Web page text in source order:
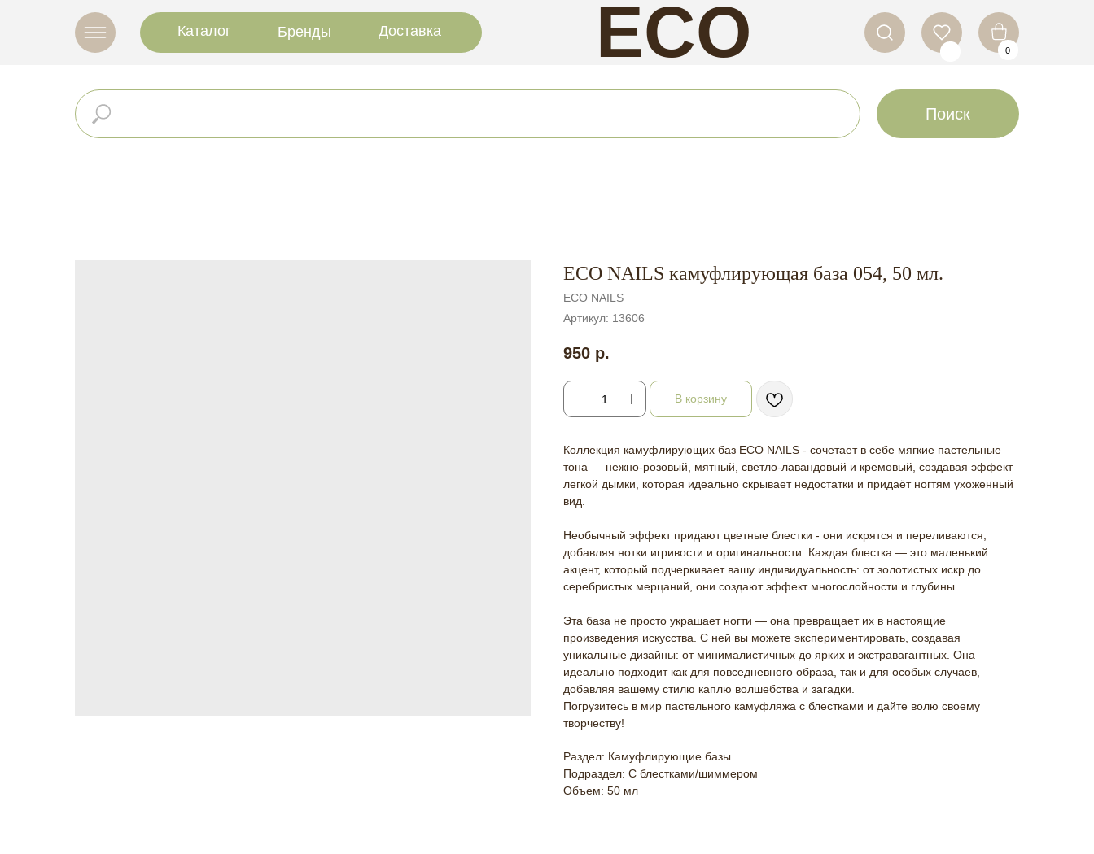
0
ECO
NAILS
Доставка
Каталог Бренды
Поиск
ECO NAILS камуфлирующая база 054, 50 мл.
ECO NAILS
Артикул: 13606
950 р.
В корзину
Коллекция камуфлирующих баз ECO NAILS - сочетает в себе мягкие пастельные
тона — нежно-розовый, мятный, светло-лавандовый и кремовый, создавая эффект
легкой дымки, которая идеально скрывает недостатки и придаёт ногтям ухоженный
вид.
Необычный эффект придают цветные блестки - они искрятся и переливаются,
добавляя нотки игривости и оригинальности. Каждая блестка — это маленький
акцент, который подчеркивает вашу индивидуальность: от золотистых искр до
серебристых мерцаний, они создают эффект многослойности и глубины.
Эта база не просто украшает ногти — она превращает их в настоящие
произведения искусства. С ней вы можете экспериментировать, создавая
уникальные дизайны: от минималистичных до ярких и экстравагантных. Она
идеально подходит как для повседневного образа, так и для особых случаев,
добавляя вашему стилю каплю волшебства и загадки.
Погрузитесь в мир пастельного камуфляжа с блестками и дайте волю своему
творчеству!
Раздел: Камуфлирующие базы
Подраздел: С блестками/шиммером
Объем: 50 мл